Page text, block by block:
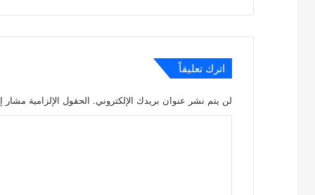
اترك تعليقاً
لن يتم نشر عنوان بريدك الإلكتروني. الحقول الإلزامية مشار